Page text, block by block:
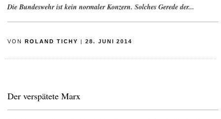
Die Bundeswehr ist kein normaler Konzern. Solches Gerede der...
VON ROLAND TICHY | 28. JUNI 2014
Der verspätete Marx